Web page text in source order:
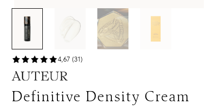
4,67 (31)
Definitive Density Cream